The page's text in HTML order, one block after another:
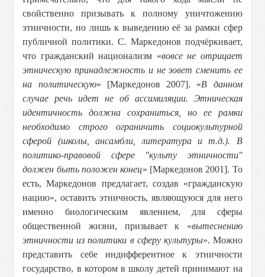
свойственно призывать к полному уничтожению
этничности, но лишь к выведению её за рамки сфер
публичной политики. С. Маркедонов подчёркивает,
что гражданский национализм «вовсе не отрицает
этническую принадлежность и не зовет сменить ее
на политическую» [Маркедонов 2007]. «В данном
случае речь идет не об ассимиляции. Этническая
идентичность должна сохраниться, но ее рамки
необходимо строго ограничить социокультурной
сферой (школы, ансамбли, литература и т.д.). В
политико-правовой сфере "культу этничности"
должен быть положен конец» [Маркедонов 2001]. То
есть, Маркедонов предлагает, создав «гражданскую
нацию», оставить этничность, являющуюся для него
именно биологическим явлением, для сферы
общественной жизни, призывает к «вытеснению
этничности из политики в сферу культуры». Можно
представить себе индифферентное к этничности
государство, в котором в школу детей принимают на